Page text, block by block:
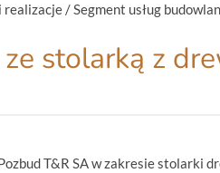
realizacje /Segment usług
stolarką z
T&R SA w zakresie stolarki